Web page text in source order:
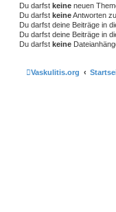
Du darfst keine neuen
Du darfst keineAntworten
Du darfst deine Beiträge in
Du darfst deine Beiträge in
Du darfst keine
Vaskulitis.org